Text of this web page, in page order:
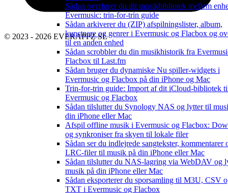
Sådan overfører du dit musikbibliotek mellem
Evermusic: trin-for-trin guide
Sådan arkiverer du (ZIP) afspilningslister, album,
kunstnere og genrer i Evermusic og Flacbox og
til en anden enhed
Sådan scrobbler du din musikhistorik fra
Flacbox til Last.fm
Sådan bruger du dynamiske Nu spiller-widgets i
Evermusic og Flacbox på din iPhone og Mac
Trin-for-trin guide: Import af dit iCloud-bibliotek
Evermusic og Flacbox
Sådan tilslutter du Synology NAS og lytter til
din iPhone eller Mac
Afspil offline musik i Evermusic og Flacbox:
og synkroniser fra skyen til lokale filer
Sådan ser du indlejrede sangtekster, kommentarer
LRC-filer til musik på din iPhone eller Mac
Sådan tilslutter du NAS-lagring via WebDAV og
musik på din iPhone eller Mac
Sådan eksporterer du sporsamling til M3U, CSV
TXT i Evermusic og Flacbox
© 2023 - 2026 EVERAPPZ SL